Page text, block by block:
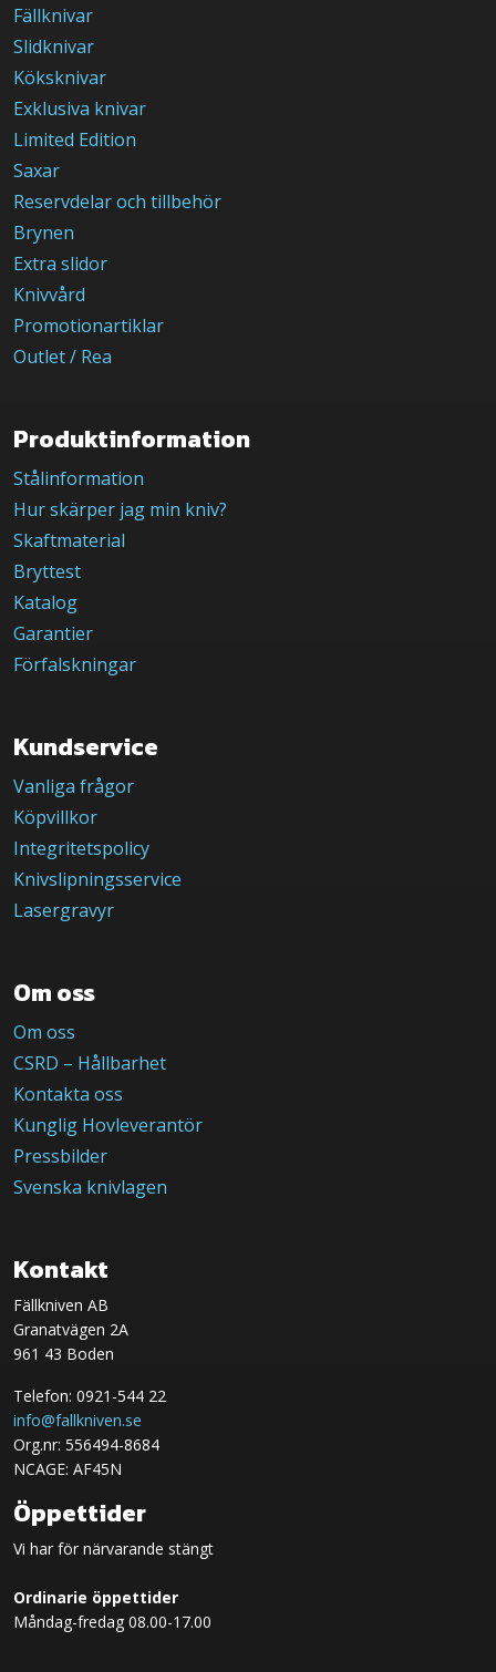
Fällknivar
Slidknivar
Köksknivar
Exklusiva knivar
Limited Edition
Saxar
Reservdelar och tillbehör
Brynen
Extra slidor
Knivvård
Promotionartiklar
Outlet / Rea
Produktinformation
Stålinformation
Hur skärper jag min kniv?
Skaftmaterial
Bryttest
Katalog
Garantier
Förfalskningar
Kundservice
Vanliga frågor
Köpvillkor
Integritetspolicy
Knivslipningsservice
Lasergravyr
Om oss
Om oss
CSRD – Hållbarhet
Kontakta oss
Kunglig Hovleverantör
Pressbilder
Svenska knivlagen
Kontakt
Fällkniven AB
Granatvägen 2A
961 43 Boden
Telefon: 0921-544 22
info@fallkniven.se
Org.nr: 556494-8684
NCAGE: AF45N
Öppettider
Vi har för närvarande stängt
Ordinarie öppettider
Måndag-fredag 08.00-17.00